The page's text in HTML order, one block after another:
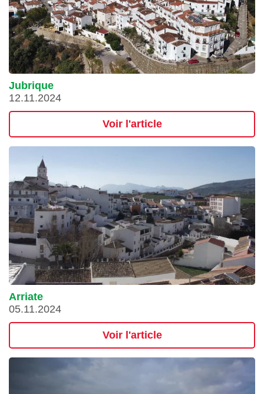
Jubrique
12.11.2024
Voir l'article
Arriate
05.11.2024
Voir l'article